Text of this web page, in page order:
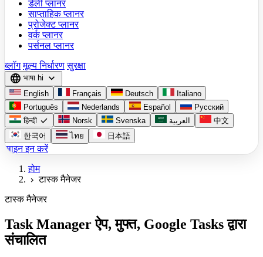
डेली प्लानर
साप्ताहिक प्लानर
प्रोजेक्ट प्लानर
वर्क प्लानर
पर्सनल प्लानर
ब्लॉग मूल्य निर्धारण सुरक्षा
language भाषा hi expand_more
English Français Deutsch
Italiano
Português
Nederlands Español
Русский
हिन्दी check Norsk Svenska العربية
中文
한국어
ไทย 日本語
साइन इन करें
होम
chevron_right टास्क मैनेजर
टास्क मैनेजर
Task Manager ऐप, मुफ्त, Google Tasks द्वारा
संचालित